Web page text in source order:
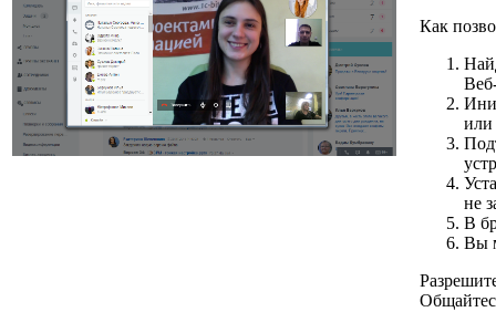
Как
или
не
В
Вы